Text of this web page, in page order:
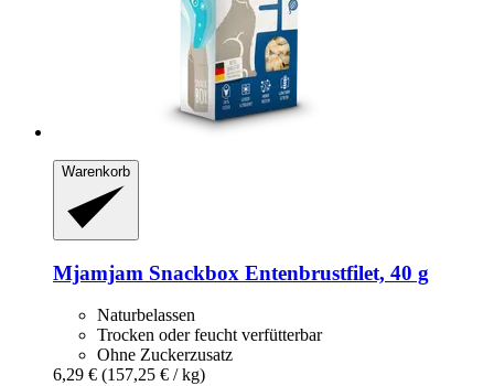
Warenkorb
Mjamjam Snackbox Entenbrustfilet, 40 g
Naturbelassen
Trocken oder feucht verfütterbar
Ohne Zuckerzusatz
6,29 € (157,25 € / kg)